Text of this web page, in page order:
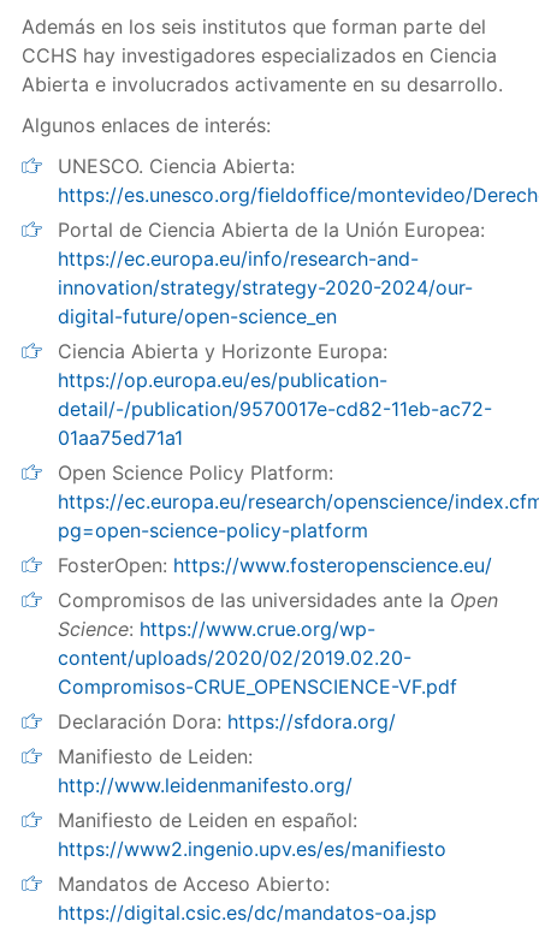
Además en los seis institutos que forman parte del
CCHS hay investigadores especializados en Ciencia
Abierta e involucrados activamente en su desarrollo.
Algunos enlaces de interés:
UNESCO. Ciencia Abierta:
https://es.unesco.org/fieldoffice/montevideo/
Portal de Ciencia Abierta de la Unión Europea:
https://ec.europa.eu/info/research-and-
innovation/strategy/strategy-2020-2024/our-
digital-future/open-science_en
Ciencia Abierta y Horizonte Europa:
https://op.europa.eu/es/publication-
detail/-/publication/9570017e-cd82-11eb-ac72-
01aa75ed71a1
Open Science Policy Platform:
https://ec.europa.eu/research/openscience/
pg=open-science-policy-platform
FosterOpen: https://www.fosteropenscience.eu/
Compromisos de las universidades ante la Open
Science: https://www.crue.org/wp-
content/uploads/2020/02/2019.02.20-
Compromisos-CRUE_OPENSCIENCE-VF.pdf
Declaración Dora: https://sfdora.org/
Manifiesto de Leiden:
http://www.leidenmanifesto.org/
Manifiesto de Leiden en español:
https://www2.ingenio.upv.es/es/manifiesto
Mandatos de Acceso Abierto:
https://digital.csic.es/dc/mandatos-oa.jsp